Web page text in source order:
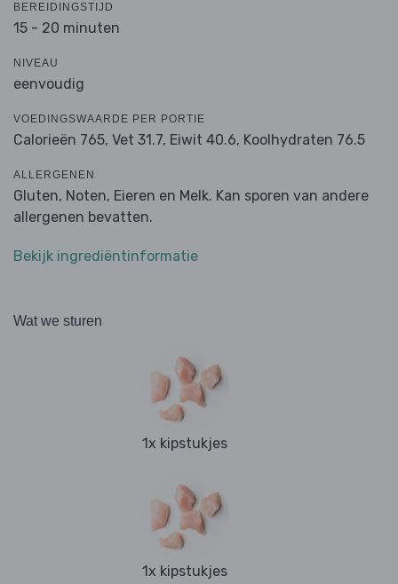
BEREIDINGSTIJD
15 - 20 minuten
NIVEAU
eenvoudig
VOEDINGSWAARDE PER PORTIE
Calorieën 765, Vet 31.7, Eiwit 40.6, Koolhydraten 76.5
ALLERGENEN
Gluten, Noten, Eieren en Melk. Kan sporen van andere
allergenen bevatten.
Bekijk ingrediëntinformatie
Wat we sturen
1x kipstukjes
1x kipstukjes